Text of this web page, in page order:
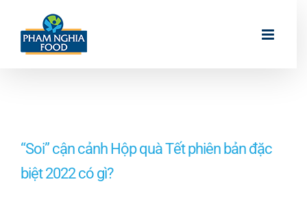
content
“Soi” cận cảnh Hộp quà Tết phiên bản đặc
biệt 2022 có gì?